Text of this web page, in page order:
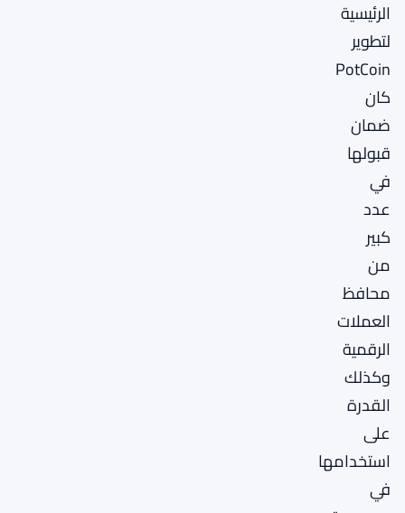
الرئيسية
لتطوير
PotCoin
كان
ضمان
قبولها
في
عدد
كبير
من
محافظ
العملات
الرقمية
وكذلك
القدرة
على
استخدامها
في